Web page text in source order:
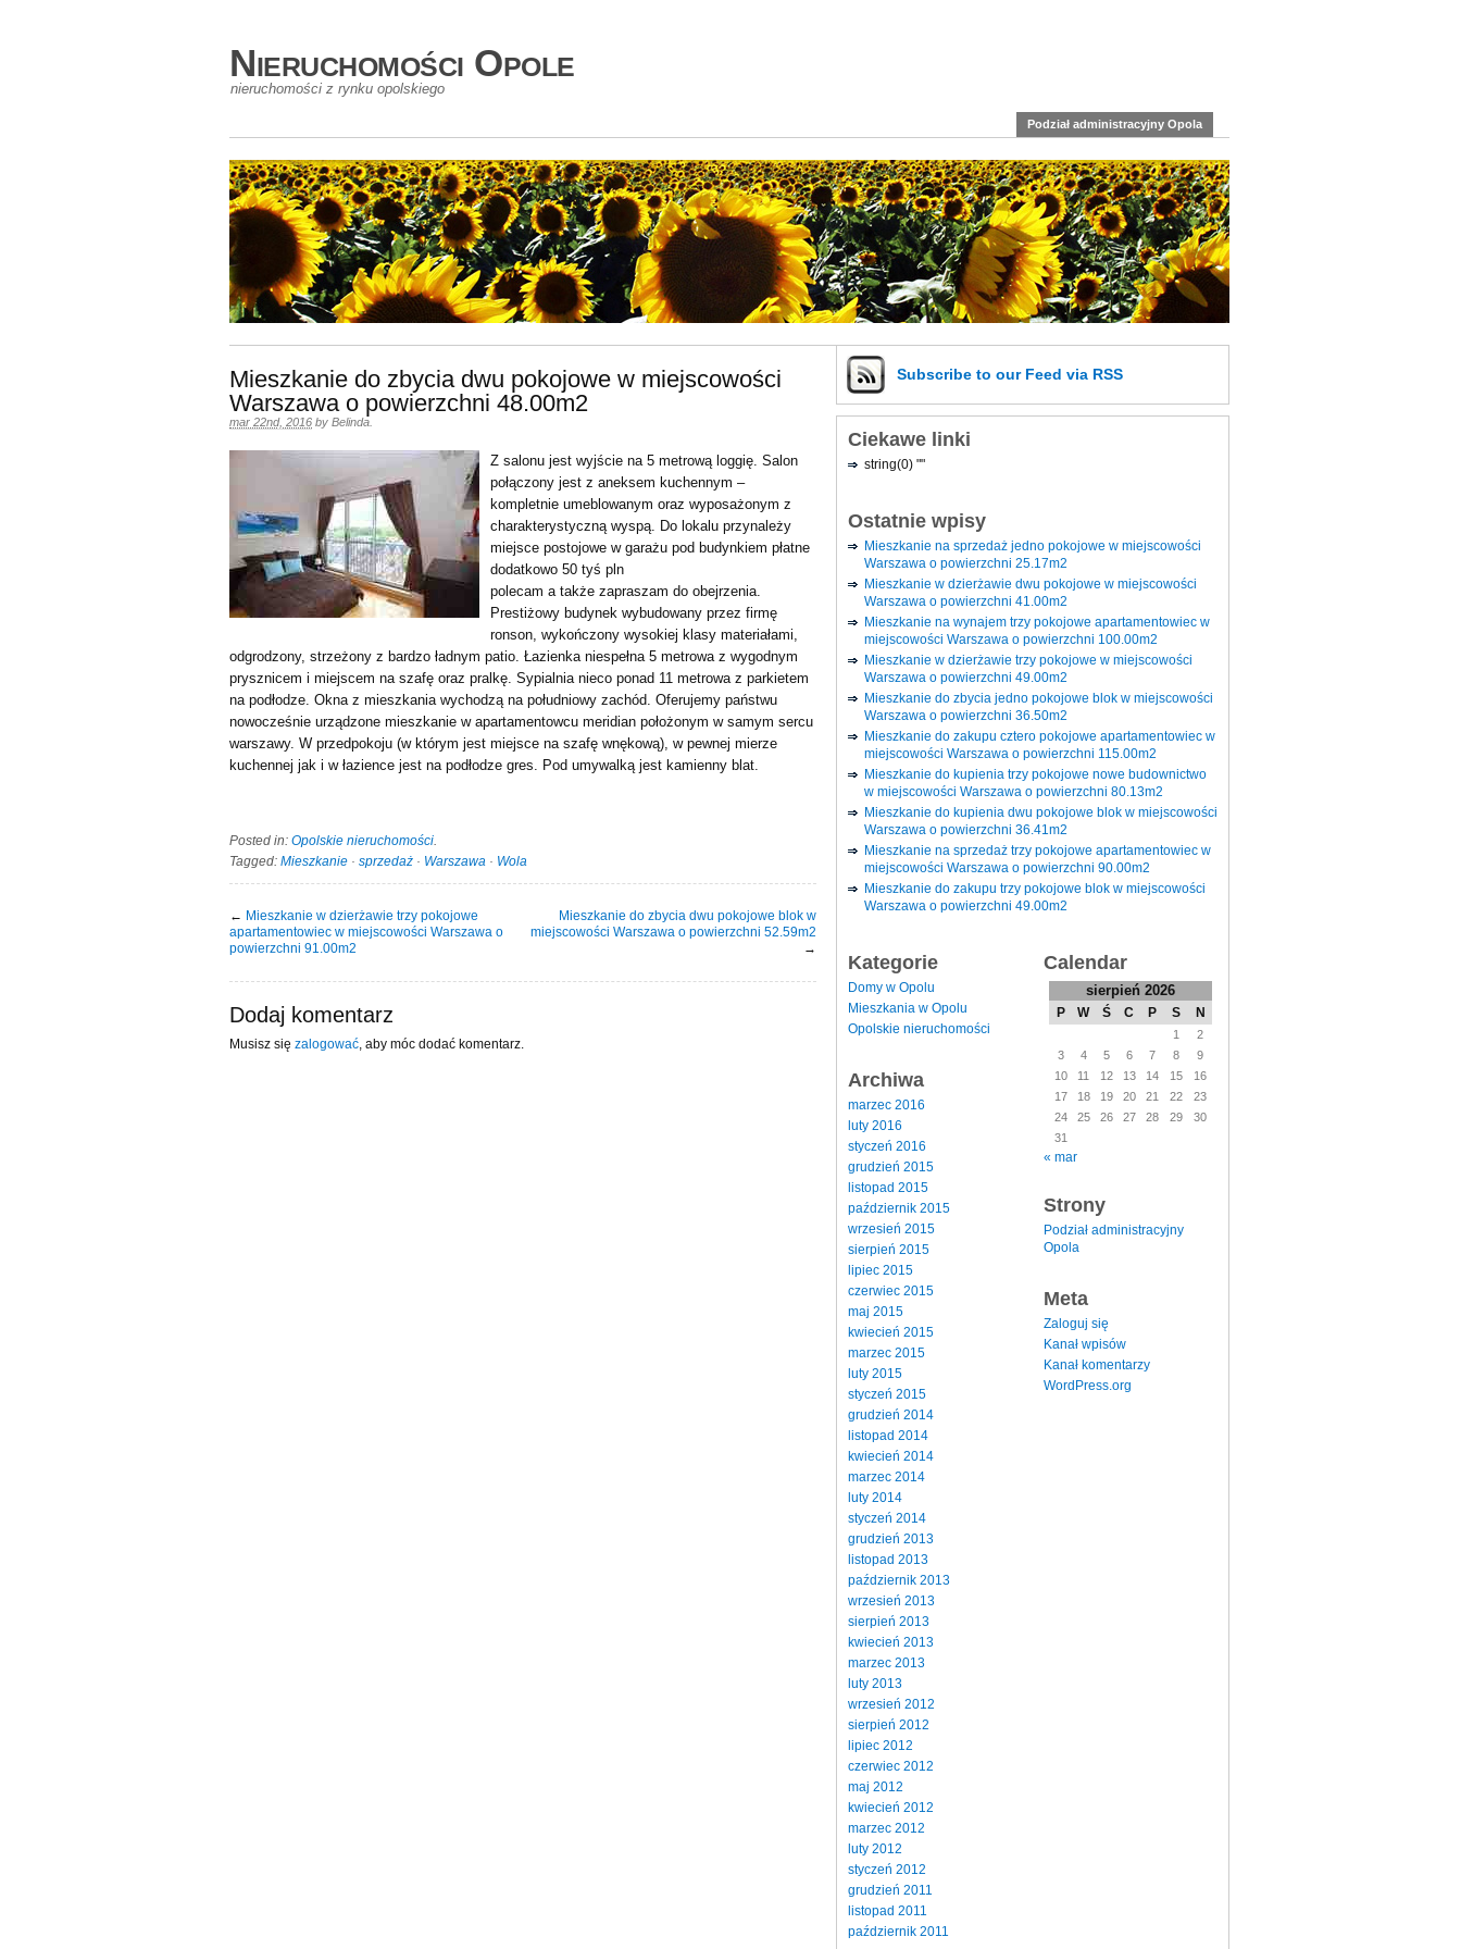
Nieruchomości Opole
nieruchomości z rynku opolskiego
Podział administracyjny Opola
Mieszkanie do zbycia dwu pokojowe w miejscowości
Warszawa o powierzchni 48.00m2
mar 22nd, 2016 by Belinda
Z salonu jest wyjście na 5 metrową loggię. Salon
połączony jest z aneksem kuchennym –
kompletnie umeblowanym oraz wyposażonym z
charakterystyczną wyspą. Do lokalu przynależy
miejsce postojowe w garażu pod budynkiem płatne
dodatkowo 50 tyś pln
polecam a także zapraszam do obejrzenia.
Prestiżowy budynek wybudowany przez firmę
ronson, wykończony wysokiej klasy materiałami,
odgrodzony, strzeżony z bardzo ładnym patio. Łazienka niespełna 5 metrowa z wygodnym
prysznicem i miejscem na szafę oraz pralkę. Sypialnia nieco ponad 11 metrowa z parkietem
na podłodze. Okna z mieszkania wychodzą na południowy zachód. Oferujemy państwu
nowocześnie urządzone mieszkanie w apartamentowcu meridian położonym w samym sercu
warszawy. W przedpokoju (w którym jest miejsce na szafę wnękową), w pewnej mierze
kuchennej jak i w łazience jest na podłodze gres. Pod umywalką jest kamienny blat.
Posted in: Opolskie nieruchomości.
Tagged: Mieszkanie · sprzedaż · Warszawa · Wola
← Mieszkanie w dzierżawie trzy pokojowe
apartamentowiec w miejscowości Warszawa o
powierzchni 91.00m2
Mieszkanie do zbycia dwu pokojowe blok w
miejscowości Warszawa o powierzchni 52.59m2
→
Dodaj komentarz
Musisz się zalogować , aby móc dodać komentarz.
Subscribe to our Feed via RSS
Ciekawe linki
string(0) ""
Ostatnie wpisy
Mieszkanie na sprzedaż jedno pokojowe w miejscowości
Warszawa o powierzchni 25.17m2
Mieszkanie w dzierżawie dwu pokojowe w miejscowości
Warszawa o powierzchni 41.00m2
Mieszkanie na wynajem trzy pokojowe apartamentowiec w
miejscowości Warszawa o powierzchni 100.00m2
Mieszkanie w dzierżawie trzy pokojowe w miejscowości
Warszawa o powierzchni 49.00m2
Mieszkanie do zbycia jedno pokojowe blok w miejscowości
Warszawa o powierzchni 36.50m2
Mieszkanie do zakupu cztero pokojowe apartamentowiec w
miejscowości Warszawa o powierzchni 115.00m2
Mieszkanie do kupienia trzy pokojowe nowe budownictwo
w miejscowości Warszawa o powierzchni 80.13m2
Mieszkanie do kupienia dwu pokojowe blok w miejscowości
Warszawa o powierzchni 36.41m2
Mieszkanie na sprzedaż trzy pokojowe apartamentowiec w
miejscowości Warszawa o powierzchni 90.00m2
Mieszkanie do zakupu trzy pokojowe blok w miejscowości
Warszawa o powierzchni 49.00m2
Kategorie
Domy w Opolu
Mieszkania w Opolu
Opolskie nieruchomości
Archiwa
marzec 2016
luty 2016
styczeń 2016
grudzień 2015
listopad 2015
październik 2015
wrzesień 2015
sierpień 2015
lipiec 2015
czerwiec 2015
maj 2015
kwiecień 2015
marzec 2015
luty 2015
styczeń 2015
grudzień 2014
listopad 2014
kwiecień 2014
marzec 2014
luty 2014
styczeń 2014
grudzień 2013
listopad 2013
październik 2013
wrzesień 2013
sierpień 2013
kwiecień 2013
marzec 2013
luty 2013
wrzesień 2012
sierpień 2012
lipiec 2012
czerwiec 2012
maj 2012
kwiecień 2012
marzec 2012
luty 2012
styczeń 2012
grudzień 2011
listopad 2011
październik 2011
Calendar
sierpień 2026
P W Ś C P S N
1
2
3
4 5 6 7 8
9
10
11 12 13 14 15
16
17
18 19 20 21 22
23
24
25 26 27 28 29
30
31
« mar
Strony
Podział administracyjny
Opola
Meta
Zaloguj się
Kanał wpisów
Kanał komentarzy
WordPress.org